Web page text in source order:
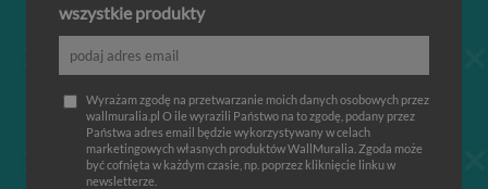
wszystkie produkty
Wyrażam zgodę na przetwarzanie moich danych osobowych przez
wallmuralia.pl O ile wyrazili Państwo na to zgodę, podany przez
Państwa adres email będzie wykorzystywany w celach
marketingowych własnych produktów WallMuralia. Zgoda może
być cofnięta w każdym czasie, np. poprzez kliknięcie linku w
newsletterze.